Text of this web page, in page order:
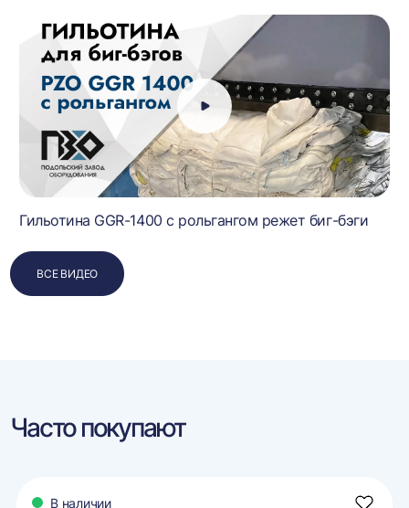
Гильотина GGR-1400 с рольгангом режет биг-бэги
ВСЕ ВИДЕО
Часто покупают
В наличии